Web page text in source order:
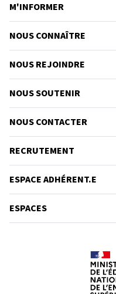
M'INFORMER
NOUS CONNAÎTRE
NOUS REJOINDRE
NOUS SOUTENIR
NOUS CONTACTER
RECRUTEMENT
ESPACE ADHÉRENT.E
ESPACES